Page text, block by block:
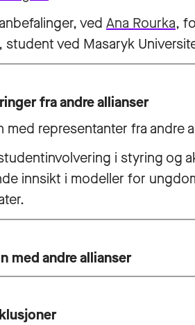
ved Ana Rourka,
student ved Masaryk
fra andre allianser
med representanter fra andre
i styring og
innsikt i modeller for
med andre allianser